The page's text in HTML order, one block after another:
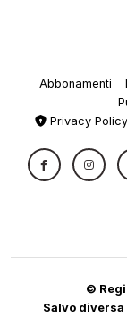
Abbonamenti
Privacy Policy
©
Salvo